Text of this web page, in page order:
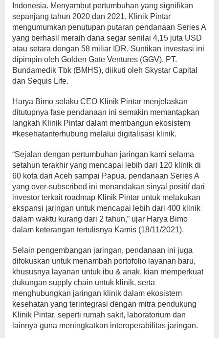
Indonesia. Menyambut pertumbuhan yang signifikan
sepanjang tahun 2020 dan 2021, Klinik Pintar
mengumumkan penutupan putaran pendanaan Series A
yang berhasil meraih dana segar senilai 4,15 juta USD
atau setara dengan 58 miliar IDR. Suntikan investasi ini
dipimpin oleh Golden Gate Ventures (GGV), PT.
Bundamedik Tbk (BMHS), diikuti oleh Skystar Capital
dan Sequis Life.
Harya Bimo selaku CEO Klinik Pintar menjelaskan
ditutupnya fase pendanaan ini semakin memantapkan
langkah Klinik Pintar dalam membangun ekosistem
#kesehatanterhubung melalui digitalisasi klinik.
“Sejalan dengan pertumbuhan jaringan kami selama
setahun terakhir yang mencapai lebih dari 120 klinik di
60 kota dari Aceh sampai Papua, pendanaan Series A
yang over-subscribed ini menandakan sinyal positif dari
investor terkait roadmap Klinik Pintar untuk melakukan
ekspansi jaringan untuk mencapai lebih dari 400 klinik
dalam waktu kurang dari 2 tahun,” ujar Harya Bimo
dalam keterangan tertulisnya Kamis (18/11/2021).
Selain pengembangan jaringan, pendanaan ini juga
difokuskan untuk menambah portofolio layanan baru,
khususnya layanan untuk ibu & anak, kian memperkuat
dukungan supply chain untuk klinik, serta
menghubungkan jaringan klinik dalam ekosistem
kesehatan yang terintegrasi dengan mitra pendukung
Klinik Pintar, seperti rumah sakit, laboratorium dan
lainnya guna meningkatkan interoperabilitas jaringan.